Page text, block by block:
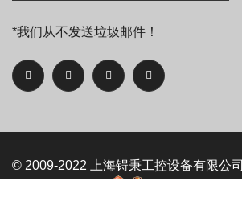
*我们从不发送垃圾邮件！
© 2009-2022 上海锝秉工控设备有限公司